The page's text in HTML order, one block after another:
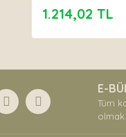
1.214,02 TL
E-
Tüm